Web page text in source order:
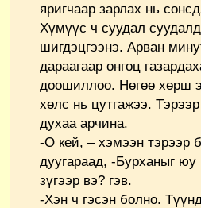
яригчаар зарлах нь
Хүмүүс ч суудал
шигдэцгээнэ. Арван
дараагаар онгоц
доошиллоо. Нөгөө хөрш
хөлс нь цутгажээ. Тэрээр
духаа арчина.
-О кей, – хэмээн тэрээр
дуугараад, -Бурханыг юу
зүгээр вэ? гэв.
-Хэн ч гэсэн болно.